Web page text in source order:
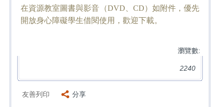
在資源教室圖書與影音（DVD、CD）如附件，優先
開放身心障礙學生借閱使用 ，歡迎下載。
瀏覽數:
2240
友善列印 分享